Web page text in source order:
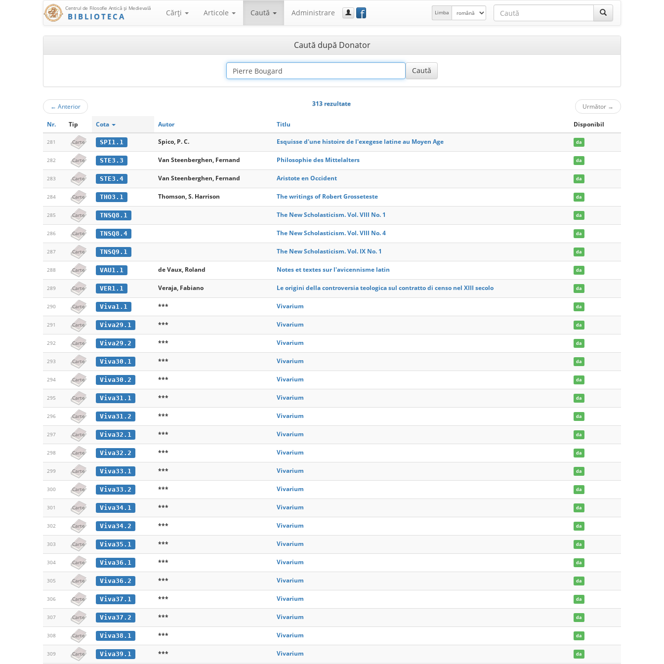
Centrul de Filosofie Antică şi Medievală
BIBLIOTECA Cărţi Articole Caută Administrare f Limba
Caută după Donator
← Anterior 313 rezultate Următor →
Nr. Tip Cota Autor Titlu Disponibil
281 Carte SPI1.1 Spico, P. C. Esquisse d'une histoire de l'exegese latine au Moyen Age da
282 Carte STE3.3 Van Steenberghen, Fernand Philosophie des Mittelalters da
283 Carte STE3.4 Van Steenberghen, Fernand Aristote en Occident da
284 Carte THO3.1 Thomson, S. Harrison The writings of Robert Grosseteste da
285 Carte TNSQ8.1 The New Scholasticism. Vol. VIII No. 1 da
286 Carte TNSQ8.4 The New Scholasticism. Vol. VIII No. 4 da
287 Carte TNSQ9.1 The New Scholasticism. Vol. IX No. 1 da
288 Carte VAU1.1 de Vaux, Roland Notes et textes sur l'avicennisme latin da
289 Carte VER1.1 Veraja, Fabiano Le origini della controversia teologica sul contratto di censo nel XIII secolo da
290 Carte Viva1.1 *** Vivarium da
291 Carte Viva29.1 *** Vivarium da
292 Carte Viva29.2 *** Vivarium da
293 Carte Viva30.1 *** Vivarium da
294 Carte Viva30.2 *** Vivarium da
295 Carte Viva31.1 *** Vivarium da
296 Carte Viva31.2 *** Vivarium da
297 Carte Viva32.1 *** Vivarium da
298 Carte Viva32.2 *** Vivarium da
299 Carte Viva33.1 *** Vivarium da
300 Carte Viva33.2 *** Vivarium da
301 Carte Viva34.1 *** Vivarium da
302 Carte Viva34.2 *** Vivarium da
303 Carte Viva35.1 *** Vivarium da
304 Carte Viva36.1 *** Vivarium da
305 Carte Viva36.2 *** Vivarium da
306 Carte Viva37.1 *** Vivarium da
307 Carte Viva37.2 *** Vivarium da
308 Carte Viva38.1 *** Vivarium da
309 Carte Viva39.1 *** Vivarium da